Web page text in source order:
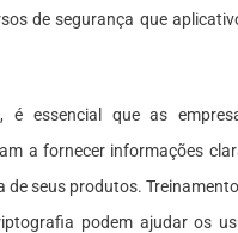
de segurança que
é essencial que as
a fornecer informações
de seus produtos.
podem ajudar os